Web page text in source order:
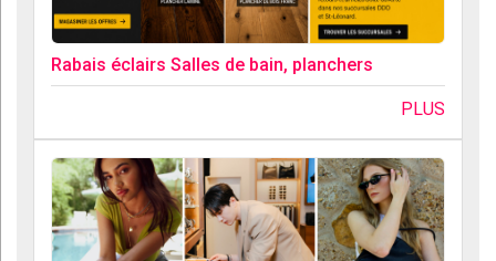
Rabais éclairs Salles de bain, planchers
PLUS